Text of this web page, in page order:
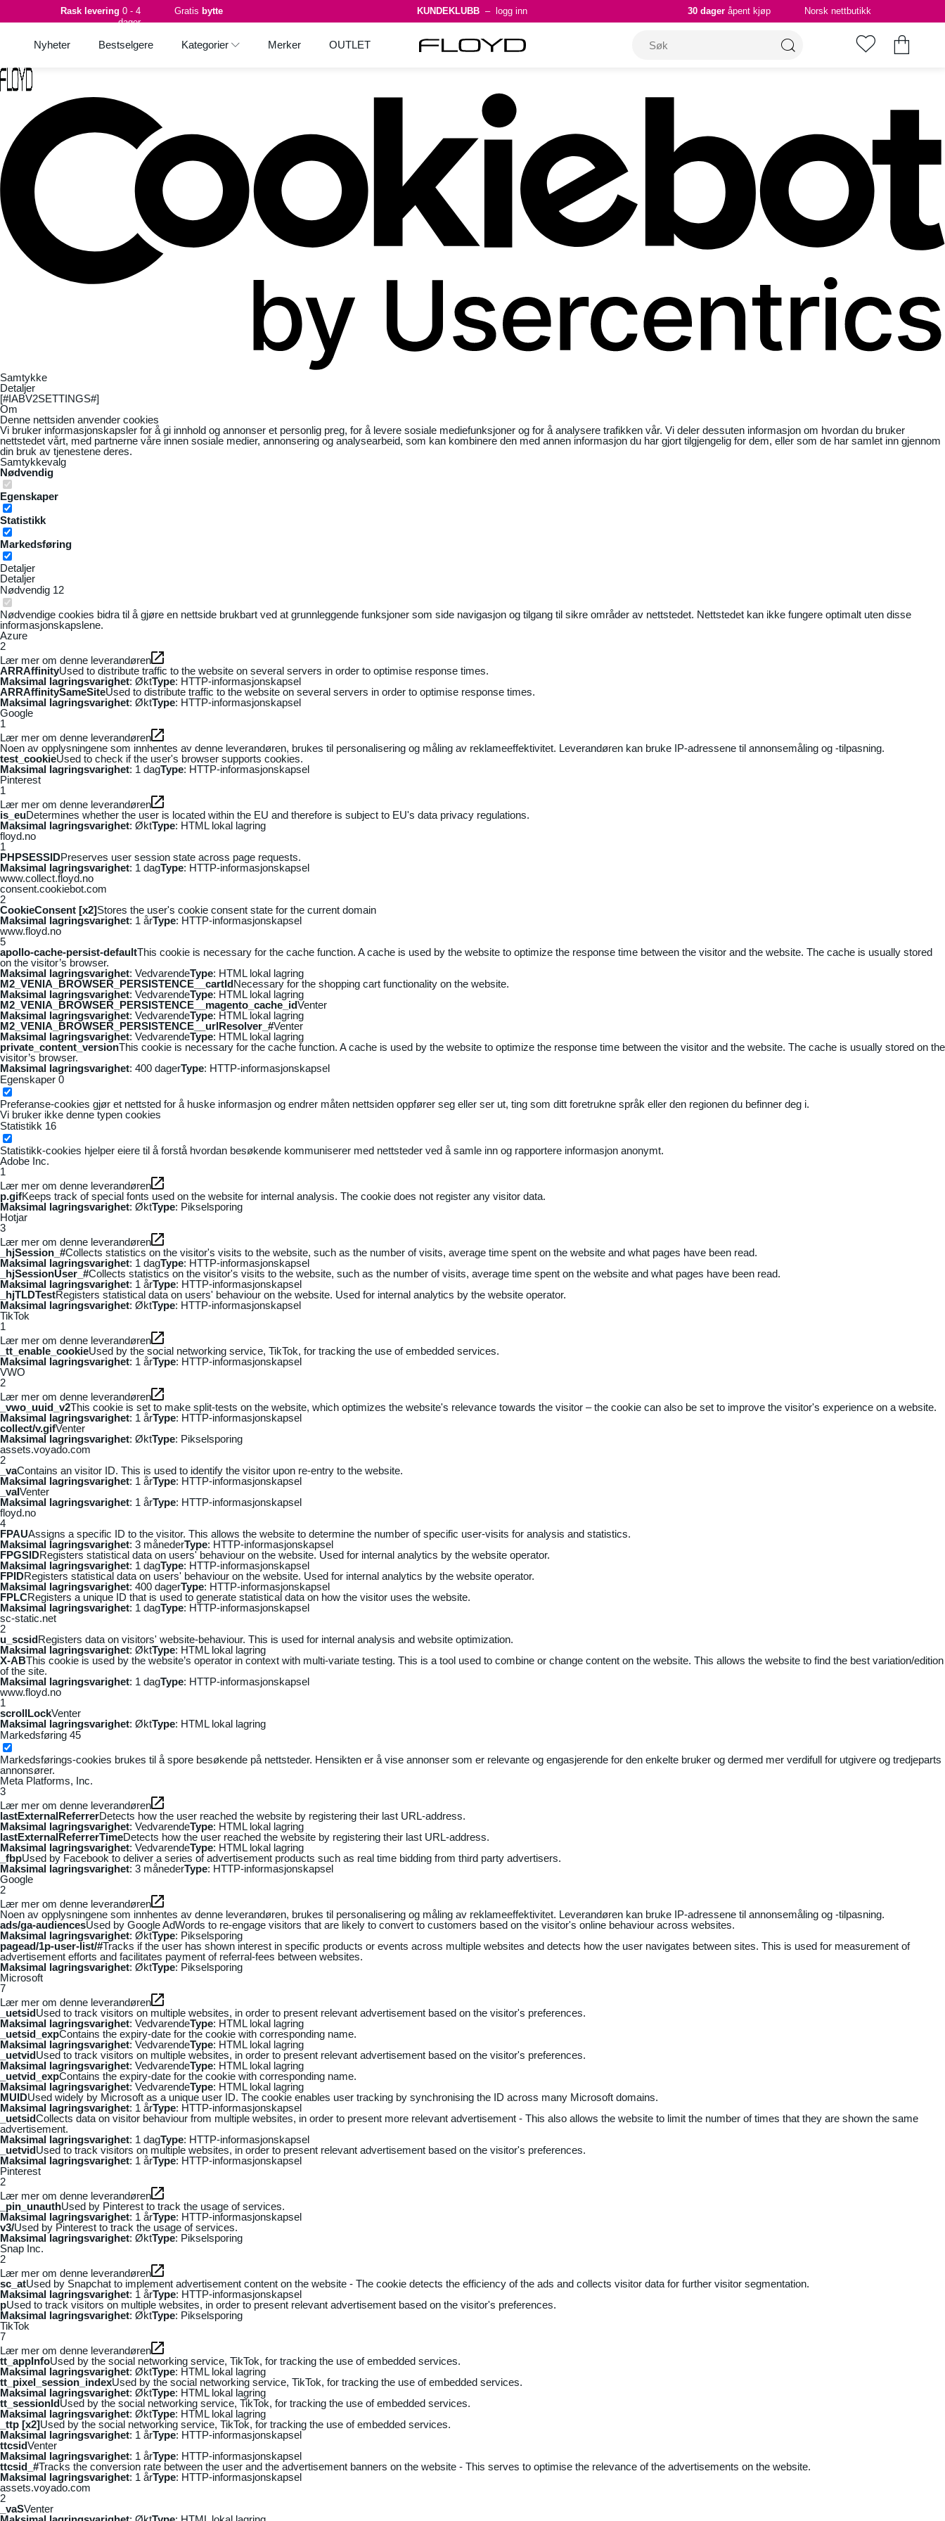
Samtykke
Detaljer
[#IABV2SETTINGS#]
Om
Denne nettsiden anvender cookies
Vi bruker informasjonskapsler for å gi innhold og annonser et personlig preg, for å levere sosiale mediefunksjoner og for å analysere trafikken vår. Vi deler dessuten informasjon om hvordan du bruker
nettstedet vårt, med partnerne våre innen sosiale medier, annonsering og analysearbeid, som kan kombinere den med annen informasjon du har gjort tilgjengelig for dem, eller som de har samlet inn gjennom
din bruk av tjenestene deres.
Samtykkevalg
Nødvendig
Egenskaper
Statistikk
Markedsføring
Detaljer
Detaljer
Nødvendig 12
Nødvendige cookies bidra til å gjøre en nettside brukbart ved at grunnleggende funksjoner som side navigasjon og tilgang til sikre områder av nettstedet. Nettstedet kan ikke fungere optimalt uten disse
informasjonskapslene.
Azure
2
Lær mer om denne leverandøren
ARRAffinityUsed to distribute traffic to the website on several servers in order to optimise response times.
Maksimal lagringsvarighet: ØktType: HTTP-informasjonskapsel
ARRAffinitySameSiteUsed to distribute traffic to the website on several servers in order to optimise response times.
Maksimal lagringsvarighet: ØktType: HTTP-informasjonskapsel
Google
1
Lær mer om denne leverandøren
Noen av opplysningene som innhentes av denne leverandøren, brukes til personalisering og måling av reklameeffektivitet. Leverandøren kan bruke IP-adressene til annonsemåling og -tilpasning.
test_cookieUsed to check if the user's browser supports cookies.
Maksimal lagringsvarighet: 1 dagType: HTTP-informasjonskapsel
Pinterest
1
Lær mer om denne leverandøren
is_euDetermines whether the user is located within the EU and therefore is subject to EU's data privacy regulations.
Maksimal lagringsvarighet: ØktType: HTML lokal lagring
floyd.no
1
PHPSESSIDPreserves user session state across page requests.
Maksimal lagringsvarighet: 1 dagType: HTTP-informasjonskapsel
www.collect.floyd.no
consent.cookiebot.com
2
CookieConsent [x2]Stores the user's cookie consent state for the current domain
Maksimal lagringsvarighet: 1 årType: HTTP-informasjonskapsel
www.floyd.no
5
apollo-cache-persist-defaultThis cookie is necessary for the cache function. A cache is used by the website to optimize the response time between the visitor and the website. The cache is usually stored
on the visitor’s browser.
Maksimal lagringsvarighet: VedvarendeType: HTML lokal lagring
M2_VENIA_BROWSER_PERSISTENCE__cartIdNecessary for the shopping cart functionality on the website.
Maksimal lagringsvarighet: VedvarendeType: HTML lokal lagring
M2_VENIA_BROWSER_PERSISTENCE__magento_cache_idVenter
Maksimal lagringsvarighet: VedvarendeType: HTML lokal lagring
M2_VENIA_BROWSER_PERSISTENCE__urlResolver_#Venter
Maksimal lagringsvarighet: VedvarendeType: HTML lokal lagring
private_content_versionThis cookie is necessary for the cache function. A cache is used by the website to optimize the response time between the visitor and the website. The cache is usually stored on the
visitor’s browser.
Maksimal lagringsvarighet: 400 dagerType: HTTP-informasjonskapsel
Egenskaper 0
Preferanse-cookies gjør et nettsted for å huske informasjon og endrer måten nettsiden oppfører seg eller ser ut, ting som ditt foretrukne språk eller den regionen du befinner deg i.
Vi bruker ikke denne typen cookies
Statistikk 16
Statistikk-cookies hjelper eiere til å forstå hvordan besøkende kommuniserer med nettsteder ved å samle inn og rapportere informasjon anonymt.
Adobe Inc.
1
Lær mer om denne leverandøren
p.gifKeeps track of special fonts used on the website for internal analysis. The cookie does not register any visitor data.
Maksimal lagringsvarighet: ØktType: Pikselsporing
Hotjar
3
Lær mer om denne leverandøren
_hjSession_#Collects statistics on the visitor's visits to the website, such as the number of visits, average time spent on the website and what pages have been read.
Maksimal lagringsvarighet: 1 dagType: HTTP-informasjonskapsel
_hjSessionUser_#Collects statistics on the visitor's visits to the website, such as the number of visits, average time spent on the website and what pages have been read.
Maksimal lagringsvarighet: 1 årType: HTTP-informasjonskapsel
_hjTLDTestRegisters statistical data on users' behaviour on the website. Used for internal analytics by the website operator.
Maksimal lagringsvarighet: ØktType: HTTP-informasjonskapsel
TikTok
1
Lær mer om denne leverandøren
_tt_enable_cookieUsed by the social networking service, TikTok, for tracking the use of embedded services.
Maksimal lagringsvarighet: 1 årType: HTTP-informasjonskapsel
VWO
2
Lær mer om denne leverandøren
_vwo_uuid_v2This cookie is set to make split-tests on the website, which optimizes the website's relevance towards the visitor – the cookie can also be set to improve the visitor's experience on a website.
Maksimal lagringsvarighet: 1 årType: HTTP-informasjonskapsel
collect/v.gifVenter
Maksimal lagringsvarighet: ØktType: Pikselsporing
assets.voyado.com
2
_vaContains an visitor ID. This is used to identify the visitor upon re-entry to the website.
Maksimal lagringsvarighet: 1 årType: HTTP-informasjonskapsel
_vaIVenter
Maksimal lagringsvarighet: 1 årType: HTTP-informasjonskapsel
floyd.no
4
FPAUAssigns a specific ID to the visitor. This allows the website to determine the number of specific user-visits for analysis and statistics.
Maksimal lagringsvarighet: 3 månederType: HTTP-informasjonskapsel
FPGSIDRegisters statistical data on users' behaviour on the website. Used for internal analytics by the website operator.
Maksimal lagringsvarighet: 1 dagType: HTTP-informasjonskapsel
FPIDRegisters statistical data on users' behaviour on the website. Used for internal analytics by the website operator.
Maksimal lagringsvarighet: 400 dagerType: HTTP-informasjonskapsel
FPLCRegisters a unique ID that is used to generate statistical data on how the visitor uses the website.
Maksimal lagringsvarighet: 1 dagType: HTTP-informasjonskapsel
sc-static.net
2
u_scsidRegisters data on visitors' website-behaviour. This is used for internal analysis and website optimization.
Maksimal lagringsvarighet: ØktType: HTML lokal lagring
X-ABThis cookie is used by the website’s operator in context with multi-variate testing. This is a tool used to combine or change content on the website. This allows the website to find the best variation/edition
of the site.
Maksimal lagringsvarighet: 1 dagType: HTTP-informasjonskapsel
www.floyd.no
1
scrollLockVenter
Maksimal lagringsvarighet: ØktType: HTML lokal lagring
Markedsføring 45
Markedsførings-cookies brukes til å spore besøkende på nettsteder. Hensikten er å vise annonser som er relevante og engasjerende for den enkelte bruker og dermed mer verdifull for utgivere og tredjeparts
annonsører.
Meta Platforms, Inc.
3
Lær mer om denne leverandøren
lastExternalReferrerDetects how the user reached the website by registering their last URL-address.
Maksimal lagringsvarighet: VedvarendeType: HTML lokal lagring
lastExternalReferrerTimeDetects how the user reached the website by registering their last URL-address.
Maksimal lagringsvarighet: VedvarendeType: HTML lokal lagring
_fbpUsed by Facebook to deliver a series of advertisement products such as real time bidding from third party advertisers.
Maksimal lagringsvarighet: 3 månederType: HTTP-informasjonskapsel
Google
2
Lær mer om denne leverandøren
Noen av opplysningene som innhentes av denne leverandøren, brukes til personalisering og måling av reklameeffektivitet. Leverandøren kan bruke IP-adressene til annonsemåling og -tilpasning.
ads/ga-audiencesUsed by Google AdWords to re-engage visitors that are likely to convert to customers based on the visitor's online behaviour across websites.
Maksimal lagringsvarighet: ØktType: Pikselsporing
pagead/1p-user-list/#Tracks if the user has shown interest in specific products or events across multiple websites and detects how the user navigates between sites. This is used for measurement of
advertisement efforts and facilitates payment of referral-fees between websites.
Maksimal lagringsvarighet: ØktType: Pikselsporing
Microsoft
7
Lær mer om denne leverandøren
_uetsidUsed to track visitors on multiple websites, in order to present relevant advertisement based on the visitor's preferences.
Maksimal lagringsvarighet: VedvarendeType: HTML lokal lagring
_uetsid_expContains the expiry-date for the cookie with corresponding name.
Maksimal lagringsvarighet: VedvarendeType: HTML lokal lagring
_uetvidUsed to track visitors on multiple websites, in order to present relevant advertisement based on the visitor's preferences.
Maksimal lagringsvarighet: VedvarendeType: HTML lokal lagring
_uetvid_expContains the expiry-date for the cookie with corresponding name.
Maksimal lagringsvarighet: VedvarendeType: HTML lokal lagring
MUIDUsed widely by Microsoft as a unique user ID. The cookie enables user tracking by synchronising the ID across many Microsoft domains.
Maksimal lagringsvarighet: 1 årType: HTTP-informasjonskapsel
_uetsidCollects data on visitor behaviour from multiple websites, in order to present more relevant advertisement - This also allows the website to limit the number of times that they are shown the same
advertisement.
Maksimal lagringsvarighet: 1 dagType: HTTP-informasjonskapsel
_uetvidUsed to track visitors on multiple websites, in order to present relevant advertisement based on the visitor's preferences.
Maksimal lagringsvarighet: 1 årType: HTTP-informasjonskapsel
Pinterest
2
Lær mer om denne leverandøren
_pin_unauthUsed by Pinterest to track the usage of services.
Maksimal lagringsvarighet: 1 årType: HTTP-informasjonskapsel
v3/Used by Pinterest to track the usage of services.
Maksimal lagringsvarighet: ØktType: Pikselsporing
Snap Inc.
2
Lær mer om denne leverandøren
sc_atUsed by Snapchat to implement advertisement content on the website - The cookie detects the efficiency of the ads and collects visitor data for further visitor segmentation.
Maksimal lagringsvarighet: 1 årType: HTTP-informasjonskapsel
pUsed to track visitors on multiple websites, in order to present relevant advertisement based on the visitor's preferences.
Maksimal lagringsvarighet: ØktType: Pikselsporing
TikTok
7
Lær mer om denne leverandøren
tt_appInfoUsed by the social networking service, TikTok, for tracking the use of embedded services.
Maksimal lagringsvarighet: ØktType: HTML lokal lagring
tt_pixel_session_indexUsed by the social networking service, TikTok, for tracking the use of embedded services.
Maksimal lagringsvarighet: ØktType: HTML lokal lagring
tt_sessionIdUsed by the social networking service, TikTok, for tracking the use of embedded services.
Maksimal lagringsvarighet: ØktType: HTML lokal lagring
_ttp [x2]Used by the social networking service, TikTok, for tracking the use of embedded services.
Maksimal lagringsvarighet: 1 årType: HTTP-informasjonskapsel
ttcsidVenter
Maksimal lagringsvarighet: 1 årType: HTTP-informasjonskapsel
ttcsid_#Tracks the conversion rate between the user and the advertisement banners on the website - This serves to optimise the relevance of the advertisements on the website.
Maksimal lagringsvarighet: 1 årType: HTTP-informasjonskapsel
assets.voyado.com
2
_vaSVenter
Rask levering 0 - 4
dager
Gratis bytte KUNDEKLUBB – logg inn 30 dager åpent kjøp Norsk nettbutikk
Nyheter Bestselgere Kategorier Merker OUTLET